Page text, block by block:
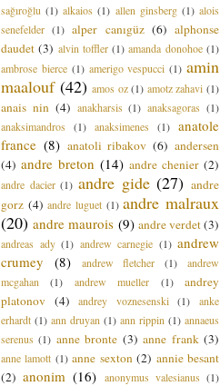
sağıroğlu (1) alkaios (1) allen ginsberg (1) alois
senefelder (1) alper canıgüz (6) alphonse
daudet (3) alvin toffler (1) amanda donohoe (1)
ambrose bierce (1) amerigo vespucci (1) amin
maalouf (42) amos oz (1) amotz zahavi (1)
anais nin (4) anakharsis (1) anaksagoras (1)
anaksimandros
(1) anaksimenes (1) anatole
france (8) anatoli ribakov (6) andersen
(4) andre breton (14) andre chenier (2)
andre dacier (1) andre gide (27) andre
gorz (4) andre luguet (1) andre malraux
(20) andre maurois (9) andre verdet(3)
andreas ady (1) andrew carnegie (1) andrew
crumey
(8) andrew fletcher (1)
andrew
mcgahan
(1) andrew mueller (1)
andrey
platonov (4) andrey voznesenski (1)
anke
erhardt (1) ann druyan (1) ann rippin (1) annaeus
serenus (1) anne bronte (3) anne frank (3)
anne lamott (1) anne sexton (2) annie besant
(2) anonim (16) anonymus valesianus (1)